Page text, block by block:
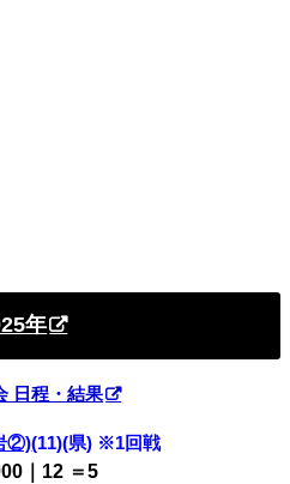
年
日程・結果
②)(11)(県) ※1回戦
｜12 ＝5